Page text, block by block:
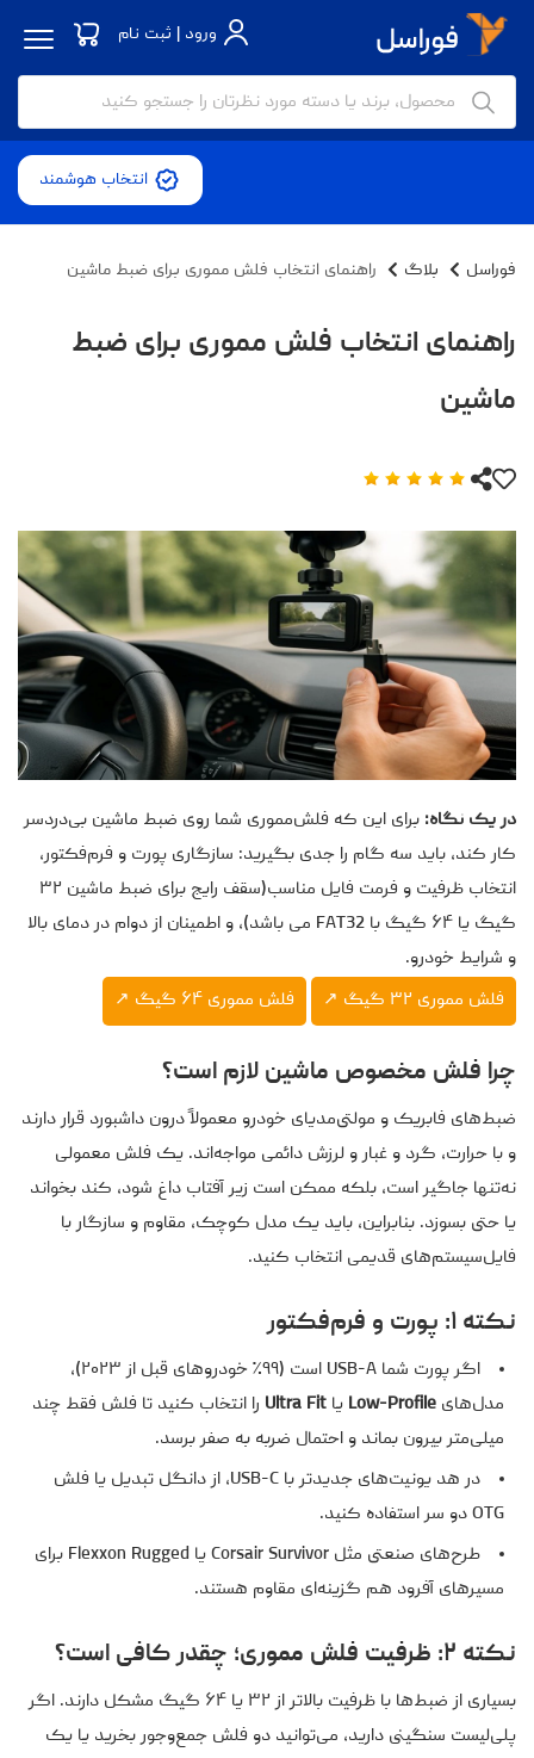
ورود | ثبت نام
انتخاب هوشمند
فوراسل بلاگ راهنمای انتخاب فلش مموری برای ضبط ماشین
راهنمای انتخاب فلش مموری برای ضبط
ماشین
در یک نگاه: برای این که فلش‌مموری شما روی ضبط ماشین بی‌دردسر
کار کند، باید سه گام را جدی بگیرید: سازگاری پورت و فرم‌فکتور،
انتخاب ظرفیت و فرمت فایل مناسب(سقف رایج برای ضبط ماشین ۳۲
گیگ یا ۶۴ گیگ با FAT32 می باشد)، و اطمینان از دوام در دمای بالا
و شرایط خودرو.
فلش مموری ۳۲ گیگ ↗
فلش مموری ۶۴ گیگ ↗
چرا فلش مخصوص ماشین لازم است؟
ضبط‌های فابریک و مولتی‌مدیای خودرو معمولاً درون داشبورد قرار دارند
و با حرارت، گرد و غبار و لرزش دائمی مواجه‌اند. یک فلش معمولی
نه‌تنها جاگیر است، بلکه ممکن است زیر آفتاب داغ شود، کند بخواند
یا حتی بسوزد. بنابراین، باید یک مدل کوچک، مقاوم و سازگار با
فایل‌سیستم‌های قدیمی انتخاب کنید.
نکته ۱: پورت و فرم‌فکتور
اگر پورت شما USB-A است (۹۹٪ خودروهای قبل از ۲۰۲۳)،
مدل‌های Low-Profile یا Ultra Fit را انتخاب کنید تا فلش فقط چند
میلی‌متر بیرون بماند و احتمال ضربه به صفر برسد.
در هد یونیت‌های جدیدتر با USB-C، از دانگل تبدیل یا فلش
OTG دو سر استفاده کنید.
طرح‌های صنعتی مثل Corsair Survivor یا Flexxon Rugged برای
مسیرهای آفرود هم گزینه‌ای مقاوم هستند.
نکته ۲: ظرفیت فلش مموری؛ چقدر کافی است؟
بسیاری از ضبط‌ها با ظرفیت بالاتر از ۳۲ یا ۶۴ گیگ مشکل دارند. اگر
پلی‌لیست سنگینی دارید، می‌توانید دو فلش جمع‌وجور بخرید یا یک